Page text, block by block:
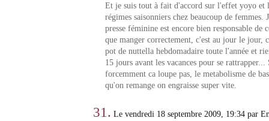
Et je suis tout à fait d'accord sur l'effet yoyo et
régimes saisonniers chez beaucoup de femmes.
presse féminine est encore bien responsable de
que manger correctement, c'est au jour le jour,
pot de nuttella hebdomadaire toute l'année et
15 jours avant les vacances pour se
forcemment ca loupe pas, le metabolisme de
qu'on remange on engraisse super vite.
31. Le vendredi 18 septembre 2009, 19:34 par